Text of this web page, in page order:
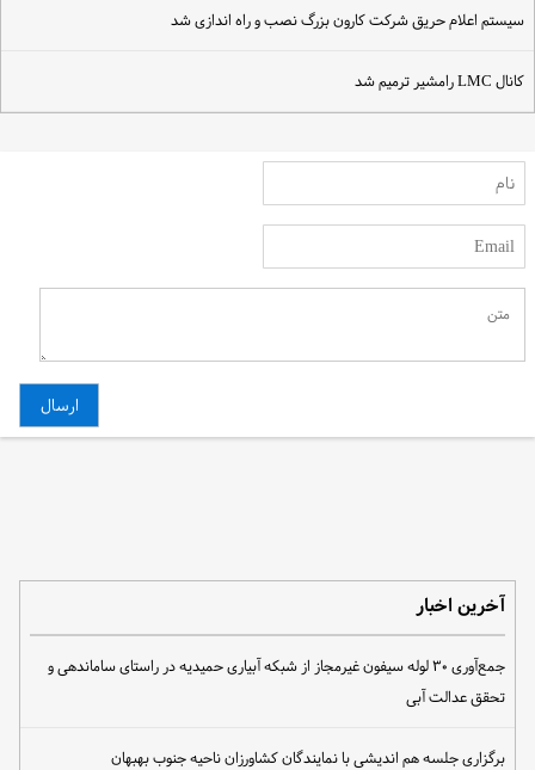
سیستم اعلام حریق شرکت کارون بزرگ نصب و راه اندازی شد
کانال LMC رامشیر ترمیم شد
آخرین اخبار
جمع‌آوری ۳۰ لوله سیفون غیرمجاز از شبکه آبیاری حمیدیه در راستای ساماندهی و
تحقق عدالت آبی
برگزاری جلسه هم اندیشی با نمایندگان کشاورزان ناحیه جنوب بهبهان